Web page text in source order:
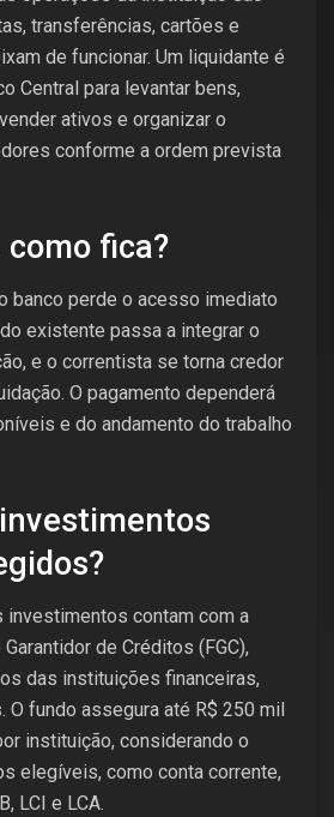
transferências, cartões e
de funcionar. Um liquidante é
Central para levantar bens,
ativos e organizar o
conforme a ordem prevista
como fica?
banco perde o acesso imediato
existente passa a integrar o
e o correntista se torna credor
O pagamento dependerá
e do andamento do trabalho
investimentos contam com a
de Créditos (FGC),
das instituições financeiras,
O fundo assegura até R$ 250 mil
instituição, considerando o
elegíveis, como conta corrente,
LCI e LCA.